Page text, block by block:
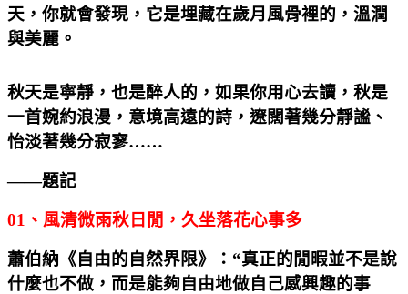
天，你就會發現，它是埋藏在歲月風骨裡的，溫潤
與美麗。
秋天是寧靜，也是醉人的，如果你用心去讀，秋是
一首婉約浪漫，意境高遠的詩，遼闊著幾分靜謐、
怡淡著幾分寂寥……
——題記
01 、風清微雨秋日閒，久坐落花心事多
蕭伯納《自由的自然界限》：“真正的閒暇並不是說
什麼也不做，而是能夠自由地做自己感興趣的事